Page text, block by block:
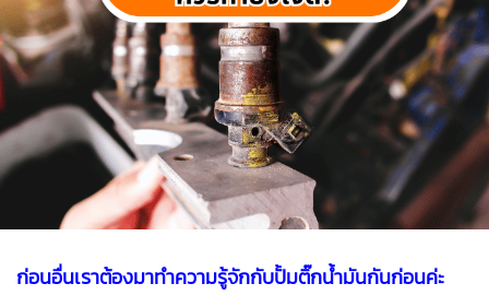
ก่อนอื่นเราต้องมาทำความรู้จักกับปั้มติ๊กน้ำมันกันก่อนค่ะ